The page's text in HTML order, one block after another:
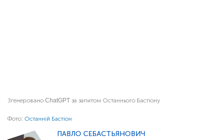
Згенеровано ChatGPT за запитом Останнього Бастіону
Фото: Останній Бастіон
ПАВЛО СЕБАСТЬЯНОВИЧ